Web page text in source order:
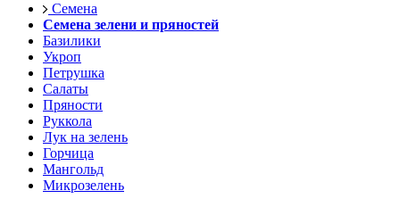
Семена
Семена зелени и пряностей
Базилики
Укроп
Петрушка
Салаты
Пряности
Руккола
Лук на зелень
Горчица
Мангольд
Микрозелень